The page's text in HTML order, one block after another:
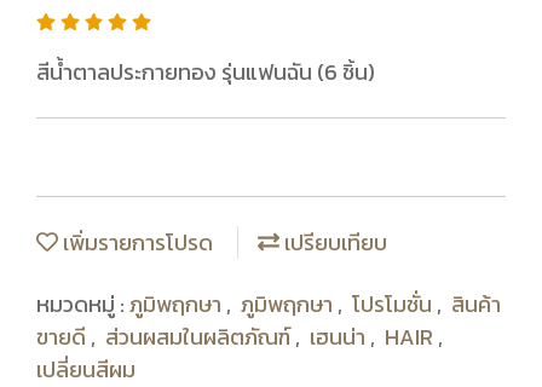
สีน้ำตาลประกายทอง รุ่นแฟนฉัน (6 ชิ้น)
เพิ่มรายการโปรด
เปรียบเทียบ
หมวดหมู่ :ภูมิพฤกษา , ภูมิพฤกษา , โปรโมชั่น , สินค้า
ขายดี , ส่วนผสมในผลิตภัณฑ์, เฮนน่า , HAIR ,
เปลี่ยนสีผม